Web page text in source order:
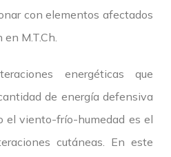
con elementos afectados
M.T.Ch.
energéticas que
de energía defensiva
el viento-frío-humedad es el
cutáneas. En este